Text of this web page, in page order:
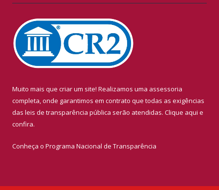
Muito mais que criar um site! Realizamos uma assessoria
completa, onde garantimos em contrato que todas as exigências
das leis de transparência pública serão atendidas. Clique aqui e
confira.
Conheça o Programa Nacional de Transparência